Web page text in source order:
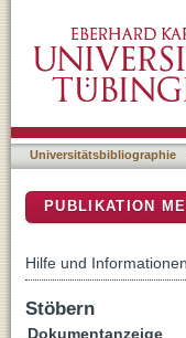
Universitätsbibliographie
PUBLIKATION
Hilfe und Informationen
Stöbern
Dokumentanzeige